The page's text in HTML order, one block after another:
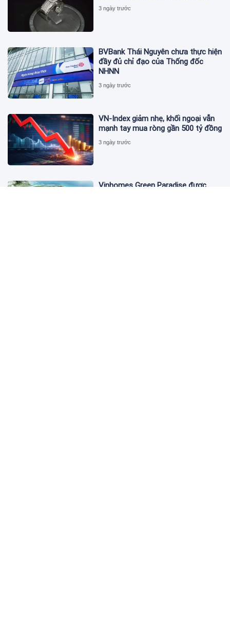
3 ngày trước
BVBank Thái Nguyên chưa thực hiện
đầy đủ chỉ đạo của Thống đốc
NHNN
3 ngày trước
VN-Index giảm nhẹ, khối ngoại vẫn
mạnh tay mua ròng gần 500 tỷ đồng
3 ngày trước
Vinhomes Green Paradise được